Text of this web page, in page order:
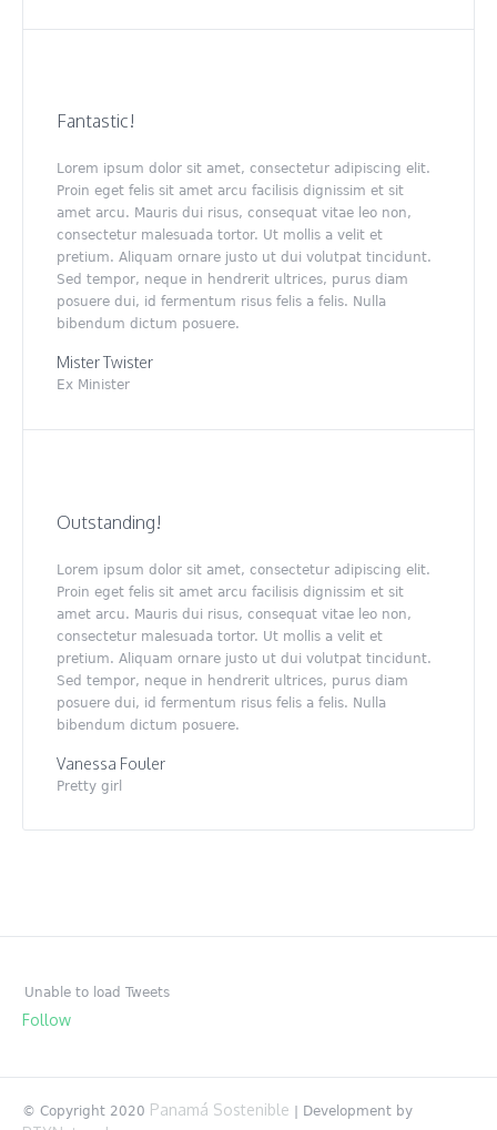
Fantastic!
Lorem ipsum dolor sit amet, consectetur adipiscing elit.
Proin eget felis sit amet arcu facilisis dignissim et sit
amet arcu. Mauris dui risus, consequat vitae leo non,
consectetur malesuada tortor. Ut mollis a velit et
pretium. Aliquam ornare justo ut dui volutpat tincidunt.
Sed tempor, neque in hendrerit ultrices, purus diam
posuere dui, id fermentum risus felis a felis. Nulla
bibendum dictum posuere.
Mister Twister
Ex Minister
Outstanding!
Lorem ipsum dolor sit amet, consectetur adipiscing elit.
Proin eget felis sit amet arcu facilisis dignissim et sit
amet arcu. Mauris dui risus, consequat vitae leo non,
consectetur malesuada tortor. Ut mollis a velit et
pretium. Aliquam ornare justo ut dui volutpat tincidunt.
Sed tempor, neque in hendrerit ultrices, purus diam
posuere dui, id fermentum risus felis a felis. Nulla
bibendum dictum posuere.
Vanessa Fouler
Pretty girl
Unable to load Tweets
Follow
© Copyright 2020 Panamá Sostenible | Development by